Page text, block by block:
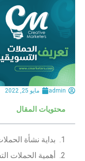
admin مايو 25, 2022
محتويات المقال
بداية نشأة الحملات
أهمية الحملات